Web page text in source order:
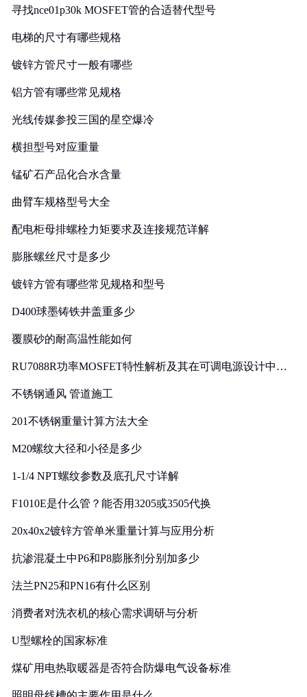
寻找nce01p30k MOSFET管的合适替代型号
电梯的尺寸有哪些规格
镀锌方管尺寸一般有哪些
铝方管有哪些常见规格
光线传媒参投三国的星空爆冷
横担型号对应重量
锰矿石产品化合水含量
曲臂车规格型号大全
配电柜母排螺栓力矩要求及连接规范详解
膨胀螺丝尺寸是多少
镀锌方管有哪些常见规格和型号
D400球墨铸铁井盖重多少
覆膜砂的耐高温性能如何
RU7088R功率MOSFET特性解析及其在可调电源设计中的
不锈钢通风 管道施工
201不锈钢重量计算方法大全
M20螺纹大径和小径是多少
1-1/4 NPT螺纹参数及底孔尺寸详解
F1010E是什么管？能否用3205或3505代换
20x40x2镀锌方管单米重量计算与应用分析
抗渗混凝土中P6和P8膨胀剂分别加多少
法兰PN25和PN16有什么区别
消费者对洗衣机的核心需求调研与分析
U型螺栓的国家标准
煤矿用电热取暖器是否符合防爆电气设备标准